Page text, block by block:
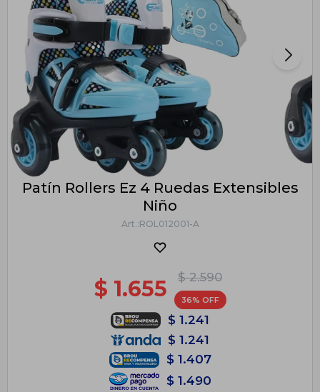
Patín Rollers Ez 4 Ruedas Extensibles
Niño
ROL012001-A
$ 2.590
$ 1.655 36
$ 1.241
$ 1.241
$ 1.407
$ 1.490